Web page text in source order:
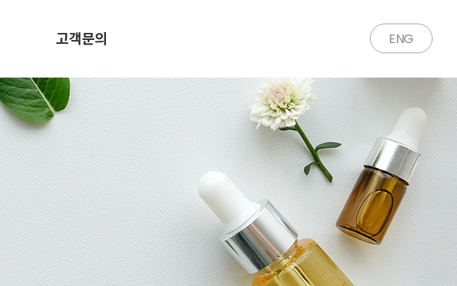
고객문의 ENG